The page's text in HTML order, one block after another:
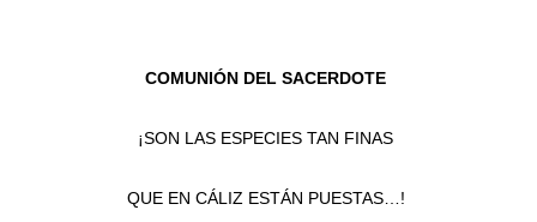
COMUNIÓN DEL SACERDOTE
¡SON LAS ESPECIES TAN FINAS
QUE EN CÁLIZ ESTÁN PUESTAS…!